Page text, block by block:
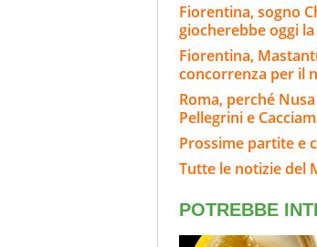
Fiorentina, sogno
giocherebbe oggi
Fiorentina,
concorrenza per il
Roma, perché
Pellegrini e
Prossime partite e
Tutte le notizie del